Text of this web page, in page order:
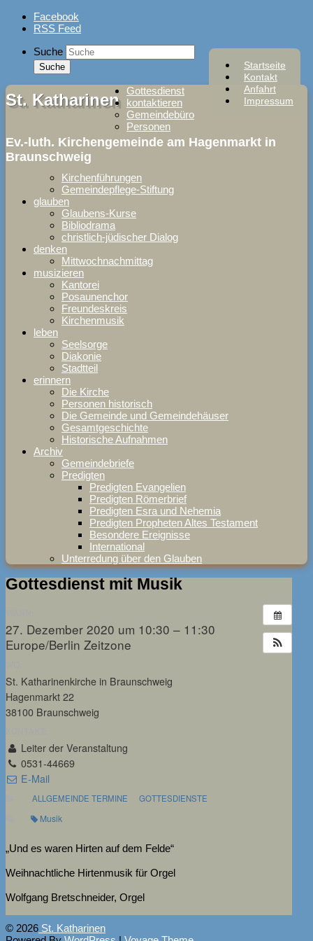
Skip
Facebook
RSS Feed
Startseite
Kontakt
Anfahrt
Impressum
Suche
St. Katharinen
Ev.-luth. Kirchengemeinde am Hagenmarkt in
Braunschweig
Gottesdienst
kontaktieren
Gemeindebüro
Personen
Kirchenführungen
Gemeindepflege-Stiftung
glauben
Glaubens-Kurse
Bibliodrama
christlich-jüdischer Dialog
denken
Mittwochnachmittag
musizieren
Kantorei
Posaunenchor
Freundeskreis
Kirchenmusik
leben
Seelsorge
Diakonie
Stadtteil
erinnern
Die Kirche
Personen historisch
Die Gemeinde und Gemeindehäuser
Gesamtgeschichte
Historische Aufnahmen
Archiv
Gemeindebriefe
Predigten
Predigten Evangelien
Predigten Römerbrief
Predigten Esra und Nehemia
Predigten Propheten Altes Testament
Besondere Ereignisse
International
Unterredung über den Glauben
Gottesdienst mit Musik
27. Dezember 2020 um 10:30 – 11:30
Europe/Berlin Zeitzone
St. Katharinenkirche in Braunschweig
Hagenmarkt 22
38100 Braunschweig
Leiter der Veranstaltung
0531-44669
E-Mail
ALLGEMEINDE TERMINE GOTTESDIENSTE
Musik
„Und es waren Hirten auf dem Felde“
Weihnachtliche Hirtenmusik für Orgel
Wolfgang Bretschneider, Orgel
© 2026 St. Katharinen